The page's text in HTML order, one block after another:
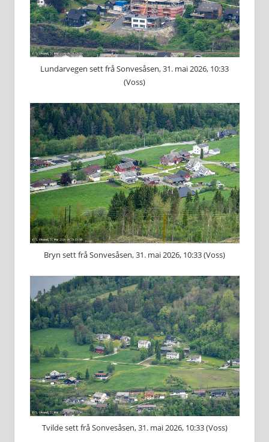
Lundarvegen sett frå Sonvesåsen, 31. mai 2026, 10:33
(Voss)
Bryn sett frå Sonvesåsen, 31. mai 2026, 10:33 (Voss)
Tvilde sett frå Sonvesåsen, 31. mai 2026, 10:33 (Voss)